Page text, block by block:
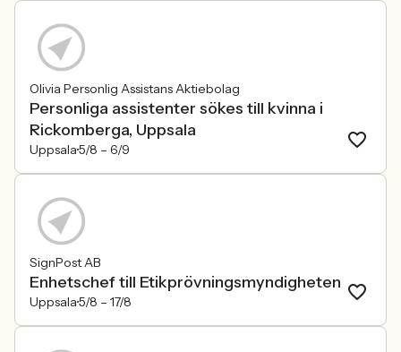
Olivia Personlig Assistans Aktiebolag
Personliga assistenter sökes till kvinna i
Rickomberga, Uppsala
Uppsala5/8 – 6/9
SignPost AB
Enhetschef till Etikprövningsmyndigheten
Uppsala5/8 – 17/8